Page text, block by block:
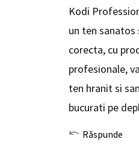
Kodi
un ten
corecta, cu
profesionale,
ten hranit si
bucurati pe
Răspunde